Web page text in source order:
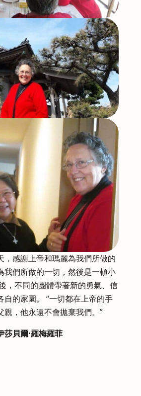
，感謝上帝和瑪麗為我們所做的
我們所做的一切，然後是一頓小
，不同的團體帶著新的勇氣、信
自的家園。 “一切都在上帝的手
親，他永遠不會拋棄我們。”
莎貝爾·羅梅羅菲